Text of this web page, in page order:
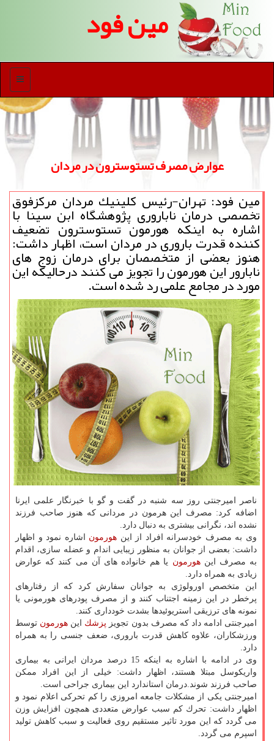
مین فود
منو
عوارض مصرف تستوسترون در مردان
مین فود: تهران-رئیس كلینیك مردان مركزفوق
تخصصی درمان ناباروری پژوهشگاه ابن سینا با
اشاره به اینكه هورمون تستوسترون تضعیف
كننده قدرت باروری در مردان است، اظهار داشت:
هنوز بعضی از متخصصان برای درمان زوج های
نابارور این هورمون را تجویز می كنند درحالیكه این
مورد در مجامع علمی رد شده است.
ناصر امیرجنتی روز سه شنبه در گفت و گو با خبرنگار علمی ایرنا
اضافه كرد: مصرف این هرمون در مردانی كه هنوز صاحب فرزند
نشده اند، نگرانی بیشتری به دنبال دارد.
وی به مصرف خودسرانه افراد از این هورمون اشاره نمود و اظهار
داشت: بعضی از جوانان به منظور زیبایی اندام و عضله سازی، اقدام
به مصرف اینهورمون یا هم خانواده های آن می كنند كه عوارض
زیادی به همراه دارد.
این متخصص اورولوژی به جوانان سفارش كرد كه از رفتارهای
پرخطر در این زمینه اجتناب كنند و از مصرف پودرهای هورمونی یا
نمونه های ترزیقی استریوئیدها بشدت خودداری كنند.
امیرجنتی ادامه داد كه مصرف بدون تجویز پزشك این هورمون توسط
ورزشكاران، علاوه كاهش قدرت باروری، ضعف جنسی را به همراه
دارد.
وی در ادامه با اشاره به اینكه 15 درصد مردان ایرانی به بیماری
واریكوسل مبتلا هستند، اظهار داشت: خیلی از این افراد ممكن
صاحب فرزند شوند.درمان استاندارد این بیماری جراحی است.
امیرجنتی یكی از مشكلات جامعه امروزی را كم تحركی اعلام نمود و
اظهار داشت: تحرك كم سبب عوارض متعددی همچون افزایش وزن
می گردد كه این مورد تاثیر مستقیم روی فعالیت و سبب كاهش تولید
اسپرم می گردد.